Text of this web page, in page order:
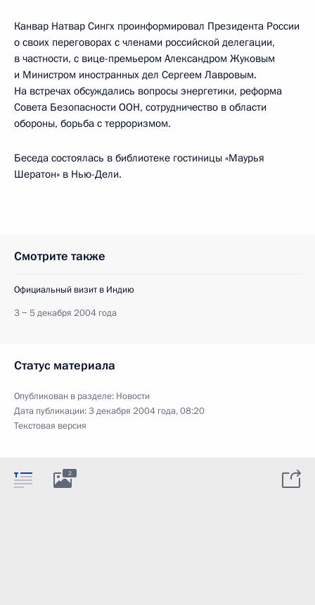
Канвар Натвар Сингх проинформировал Президента России
о своих переговорах с членами российской делегации,
в частности, с вице-премьером Александром Жуковым
и Министром иностранных дел Сергеем Лавровым.
На встречах обсуждались вопросы энергетики, реформа
Совета Безопасности ООН, сотрудничество в области
обороны, борьба с терроризмом.
Беседа состоялась в библиотеке гостиницы «Маурья
Шератон» в Нью-Дели.
Смотрите также
Официальный визит в Индию
3 − 5 декабря 2004 года
Статус материала
Опубликован в разделе: Новости
Дата публикации:3 декабря 2004 года, 08:20
Текстовая версия
2